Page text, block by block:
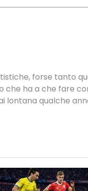
forse tanto
ha a che fare
lontana qualche